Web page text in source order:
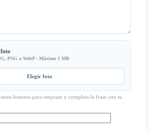
PNG o WebP · Máximo 1 MB
Elegir foto
botones para empezar y completa la frase con tu